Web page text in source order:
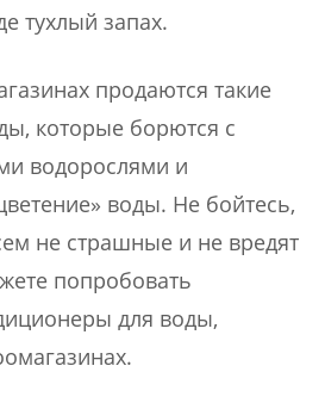
тухлый запах.
продаются такие
которые борются с
водорослями и
воды. Не бойтесь,
не страшные и не вредят
попробовать
для воды,